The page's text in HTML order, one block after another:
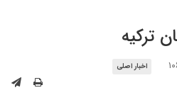
ترکیه
اخبار اصلی